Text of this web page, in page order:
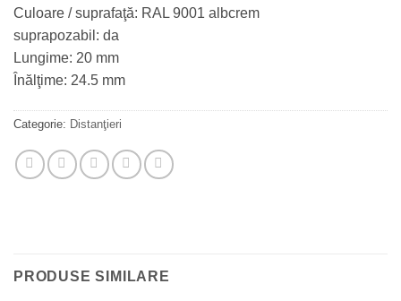
Culoare / suprafaţă: RAL 9001 albcrem
suprapozabil: da
Lungime: 20 mm
Înălţime: 24.5 mm
Categorie: Distanţieri
PRODUSE SIMILARE